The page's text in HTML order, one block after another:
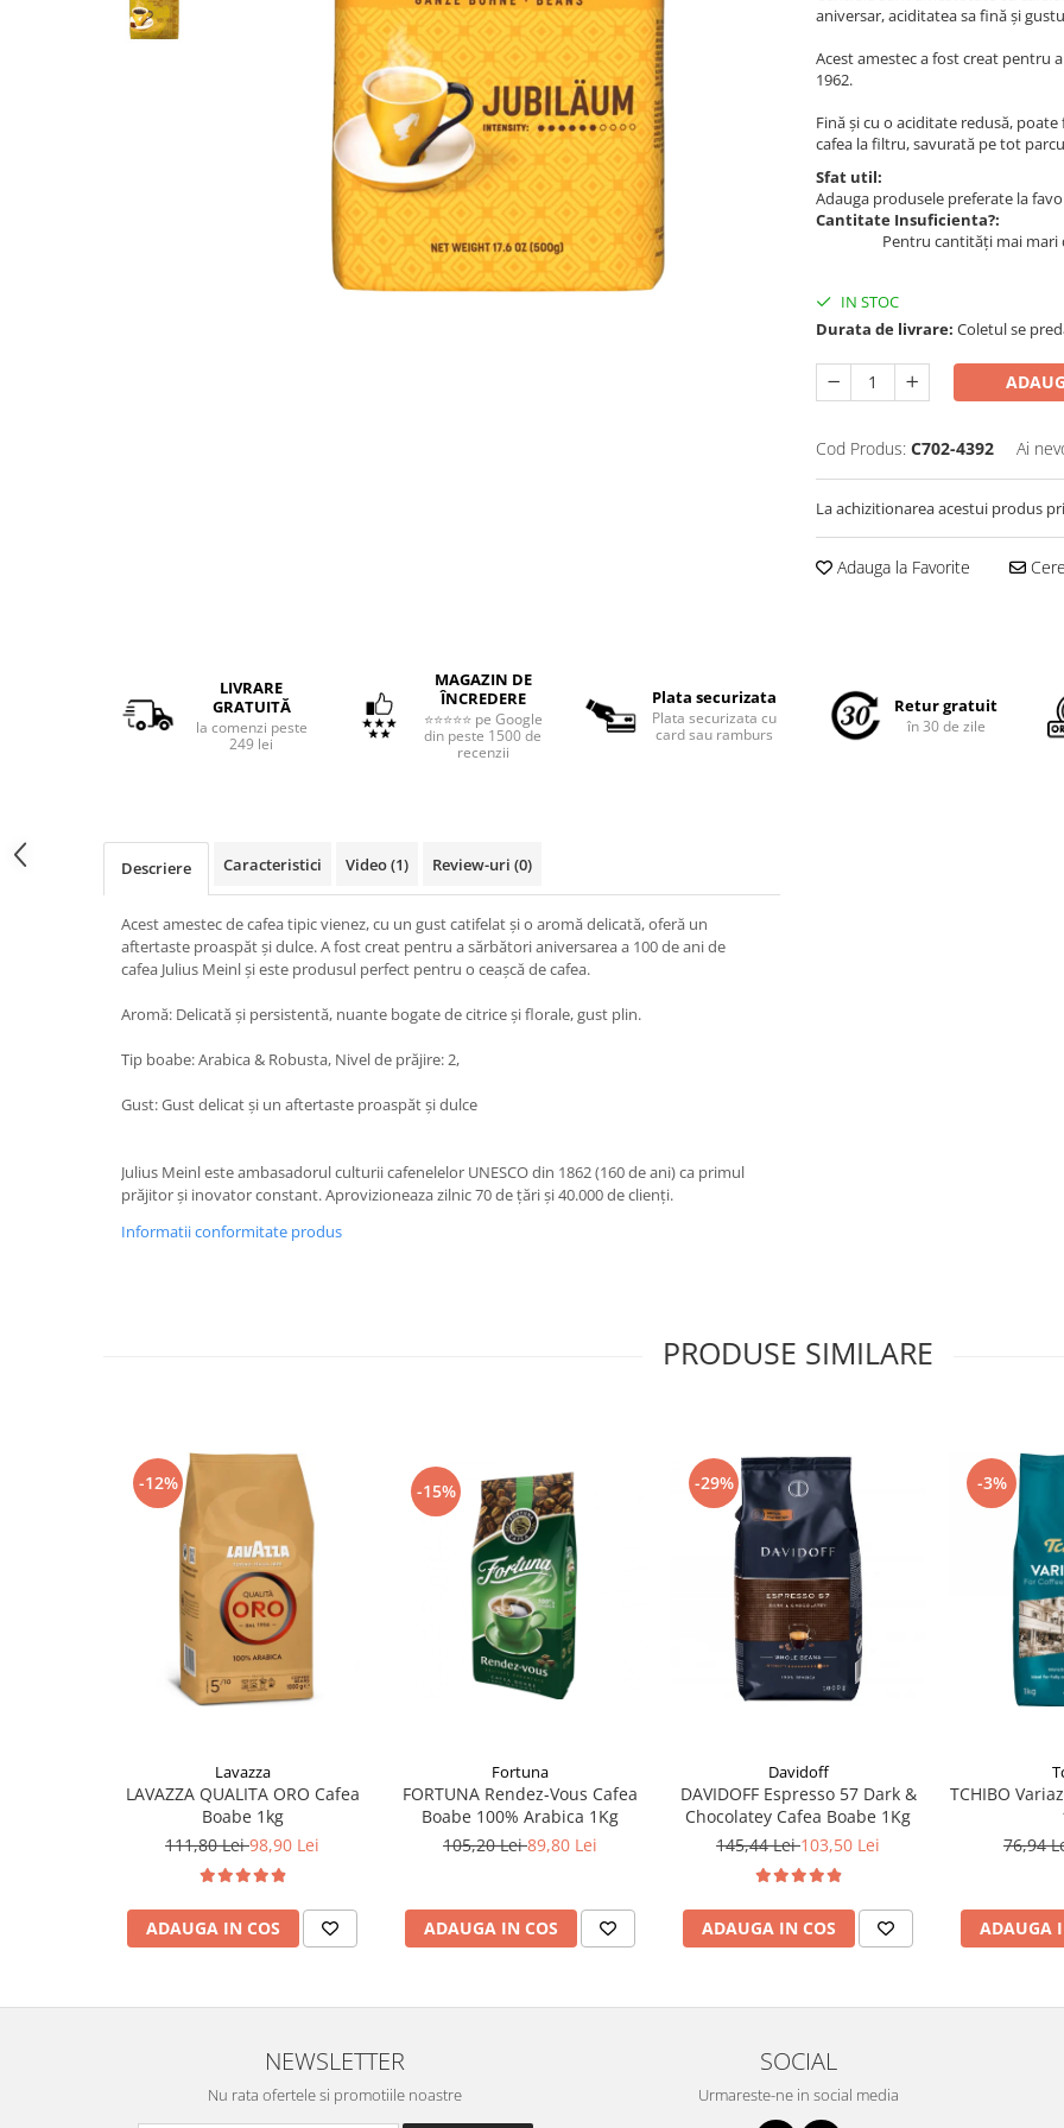
aniversar, aciditatea sa fină și
Acest amestec a fost creat pentru
1962.
Fină și cu o aciditate redusă,
cafea la filtru, savurată pe tot
Sfat util:
Adauga produsele preferate la
Cantitate Insuficienta?:
Pentru cantități mai mari
IN STOC
Durata de livrare: Coletul se
Cod Produs: C702-4392 Ai
La achizitionarea acestui produs
Adauga la Favorite
LIVRARE
GRATUITĂ
la comenzi peste
249 lei
MAGAZIN DE
ÎNCREDERE
⭐⭐⭐⭐⭐ pe Google
din peste 1500 de
recenzii
Plata securizata
Plata securizata cu
card sau ramburs
Retur gratuit
în 30 de zile
Descriere Caracteristici Video(1) Review-uri (0)
Acest amestec de cafea tipic vienez, cu un gust catifelat și o aromă delicată, oferă un
aftertaste proaspăt și dulce. A fost creat pentru a sărbători aniversarea a 100 de ani de
cafea Julius Meinl și este produsul perfect pentru o ceașcă de cafea.
Aromă: Delicată și persistentă, nuante bogate de citrice și florale, gust plin.
Tip boabe: Arabica & Robusta, Nivel de prăjire: 2,
Gust: Gust delicat şi un aftertaste proaspăt și dulce
Julius Meinl este ambasadorul culturii cafenelelor UNESCO din 1862 (160 de ani) ca primul
prăjitor și inovator constant. Aprovizioneaza zilnic 70 de țări și 40.000 de clienți.
Informatii conformitate produs
PRODUSE SIMILARE
-12%
Lavazza
LAVAZZA QUALITA ORO Cafea
Boabe 1kg
111,80 Lei98,90 Lei
ADAUGA IN COS
-15%
Fortuna
FORTUNA Rendez-Vous Cafea
Boabe 100% Arabica 1Kg
105,20 Lei89,80 Lei
ADAUGA IN COS
-29%
Davidoff
DAVIDOFF Espresso 57 Dark &
Chocolatey Cafea Boabe 1Kg
145,44 Lei103,50 Lei
ADAUGA IN COS
-3%
TCHIBO
76,94
ADAUGA
NEWSLETTER
Nu rata ofertele si promotiile noastre
SOCIAL
Urmareste-ne in social media